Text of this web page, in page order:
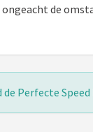
de
de Perfecte